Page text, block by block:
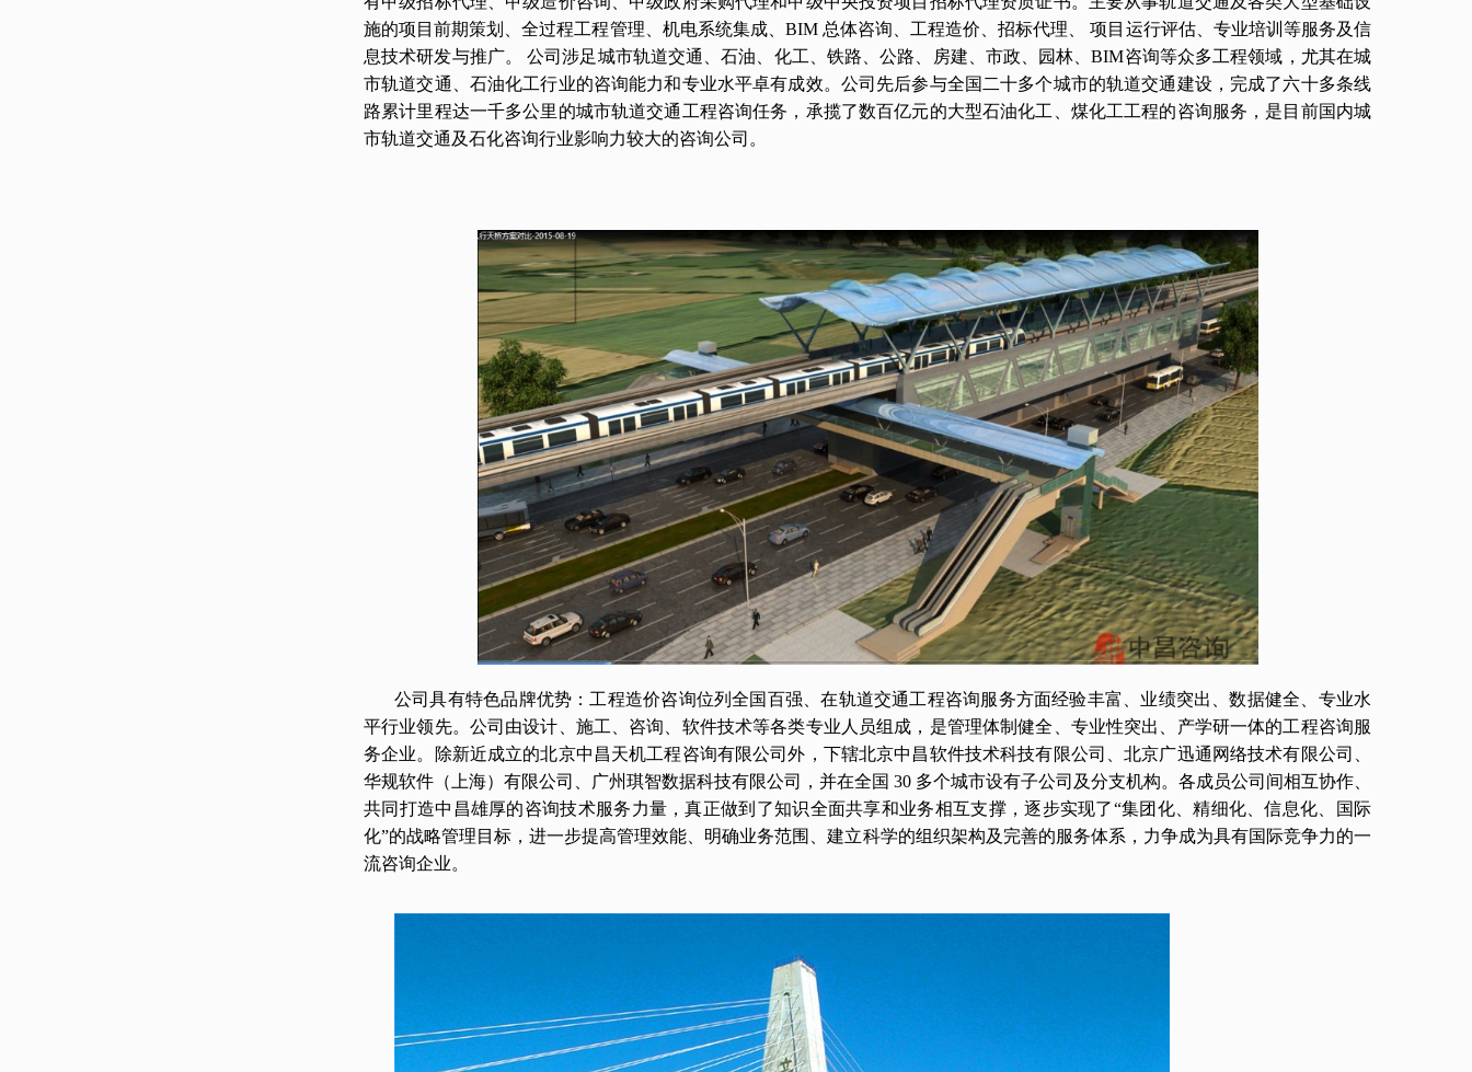
施的项目前期策划、全过程工程管理、机电系统集成、BIM 总体咨询、工程造价、招标代理、 项目运行评估、专业培训等服务及信
息技术研发与推广。 公司涉足城市轨道交通、石油、化工、铁路、公路、房建、市政、园林、BIM咨询等众多工程领域，尤其在城
市轨道交通、石油化工行业的咨询能力和专业水平卓有成效。公司先后参与全国二十多个城市的轨道交通建设，完成了六十多条线
路累计里程达一千多公里的城市轨道交通工程咨询任务，承揽了数百亿元的大型石油化工、煤化工工程的咨询服务，是目前国内城
市轨道交通及石化咨询行业影响力较大的咨询公司。
公司具有特色品牌优势：工程造价咨询位列全国百强、在轨道交通工程咨询服务方面经验丰富、业绩突出、数据健全、专业水
平行业领先。公司由设计、施工、咨询、软件技术等各类专业人员组成，是管理体制健全、专业性突出、产学研一体的工程咨询服
务企业。除新近成立的北京中昌天机工程咨询有限公司外，下辖北京中昌软件技术科技有限公司、北京广迅通网络技术有限公司、
华规软件（上海）有限公司、广州琪智数据科技有限公司，并在全国 30 多个城市设有子公司及分支机构。各成员公司间相互协作、
共同打造中昌雄厚的咨询技术服务力量，真正做到了知识全面共享和业务相互支撑，逐步实现了“集团化、精细化、信息化、国际
化”的战略管理目标，进一步提高管理效能、明确业务范围、建立科学的组织架构及完善的服务体系，力争成为具有国际竞争力的一
流咨询企业。